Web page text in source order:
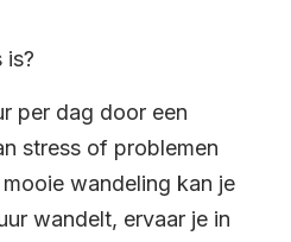
is?
per dag door een
stress of problemen
wandeling kan je
wandelt, ervaar je in